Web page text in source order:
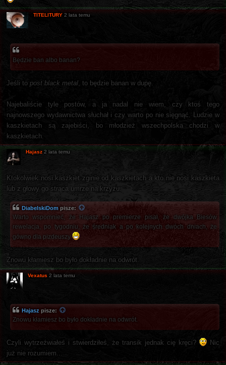
TITELITURY 2 lata temu
Będzie ban albo banan?
Jeśli to post black metal, to będzie banan w dupę.
Najebaliście tyle postów, a ja nadal nie wiem, czy ktoś tego
najnowszego wydawnictwa słuchał i czy warto po nie sięgnąć. Ludzie w
kaszkietach są zajebiści, bo młodzież wszechpolska chodzi w
kaszkietach.
Hajasz 2 lata temu
Ktokolwiek nosi kaszkiet zginie od kaszkietach a kto nie nosi kaszkieta
lub z głowy go strąca umrze na krzyżu.
DiabelskiDom pisze:
Warto wspomnieć, że Hajasz po premierze pisał, że dwójka Biesów
rewelacja, po tygodniu, że średniak a po kolejnych dwóch dniach, że
gówno dla pizdeuszy
Znowu kłamiesz bo było dokładnie na odwrót.
Vexatus 2 lata temu
Hajasz pisze:
Znowu kłamiesz bo było dokładnie na odwrót.
Czyli wytrzeźwiałeś i stwierdziłeś, że transik jednak cię kręci?
Nic
już nie rozumiem...